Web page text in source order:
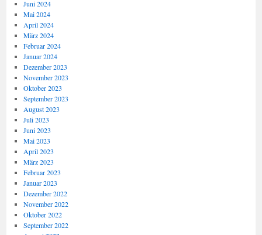
Juni 2024
Mai 2024
April 2024
März 2024
Februar 2024
Januar 2024
Dezember 2023
November 2023
Oktober 2023
September 2023
August 2023
Juli 2023
Juni 2023
Mai 2023
April 2023
März 2023
Februar 2023
Januar 2023
Dezember 2022
November 2022
Oktober 2022
September 2022